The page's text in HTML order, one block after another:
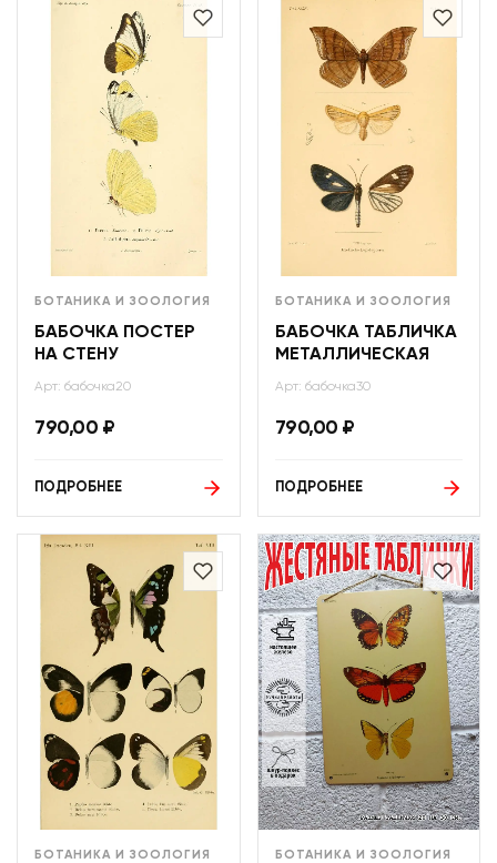
БОТАНИКА И ЗООЛОГИЯ
БАБОЧКА ПОСТЕР
НА СТЕНУ
Арт: бабочка20
790,00 ₽
ПОДРОБНЕЕ
БОТАНИКА И ЗООЛОГИЯ
БАБОЧКА ТАБЛИЧКА
МЕТАЛЛИЧЕСКАЯ
Арт: бабочка30
790,00 ₽
ПОДРОБНЕЕ
БОТАНИКА И ЗООЛОГИЯ БОТАНИКА И ЗООЛОГИЯ